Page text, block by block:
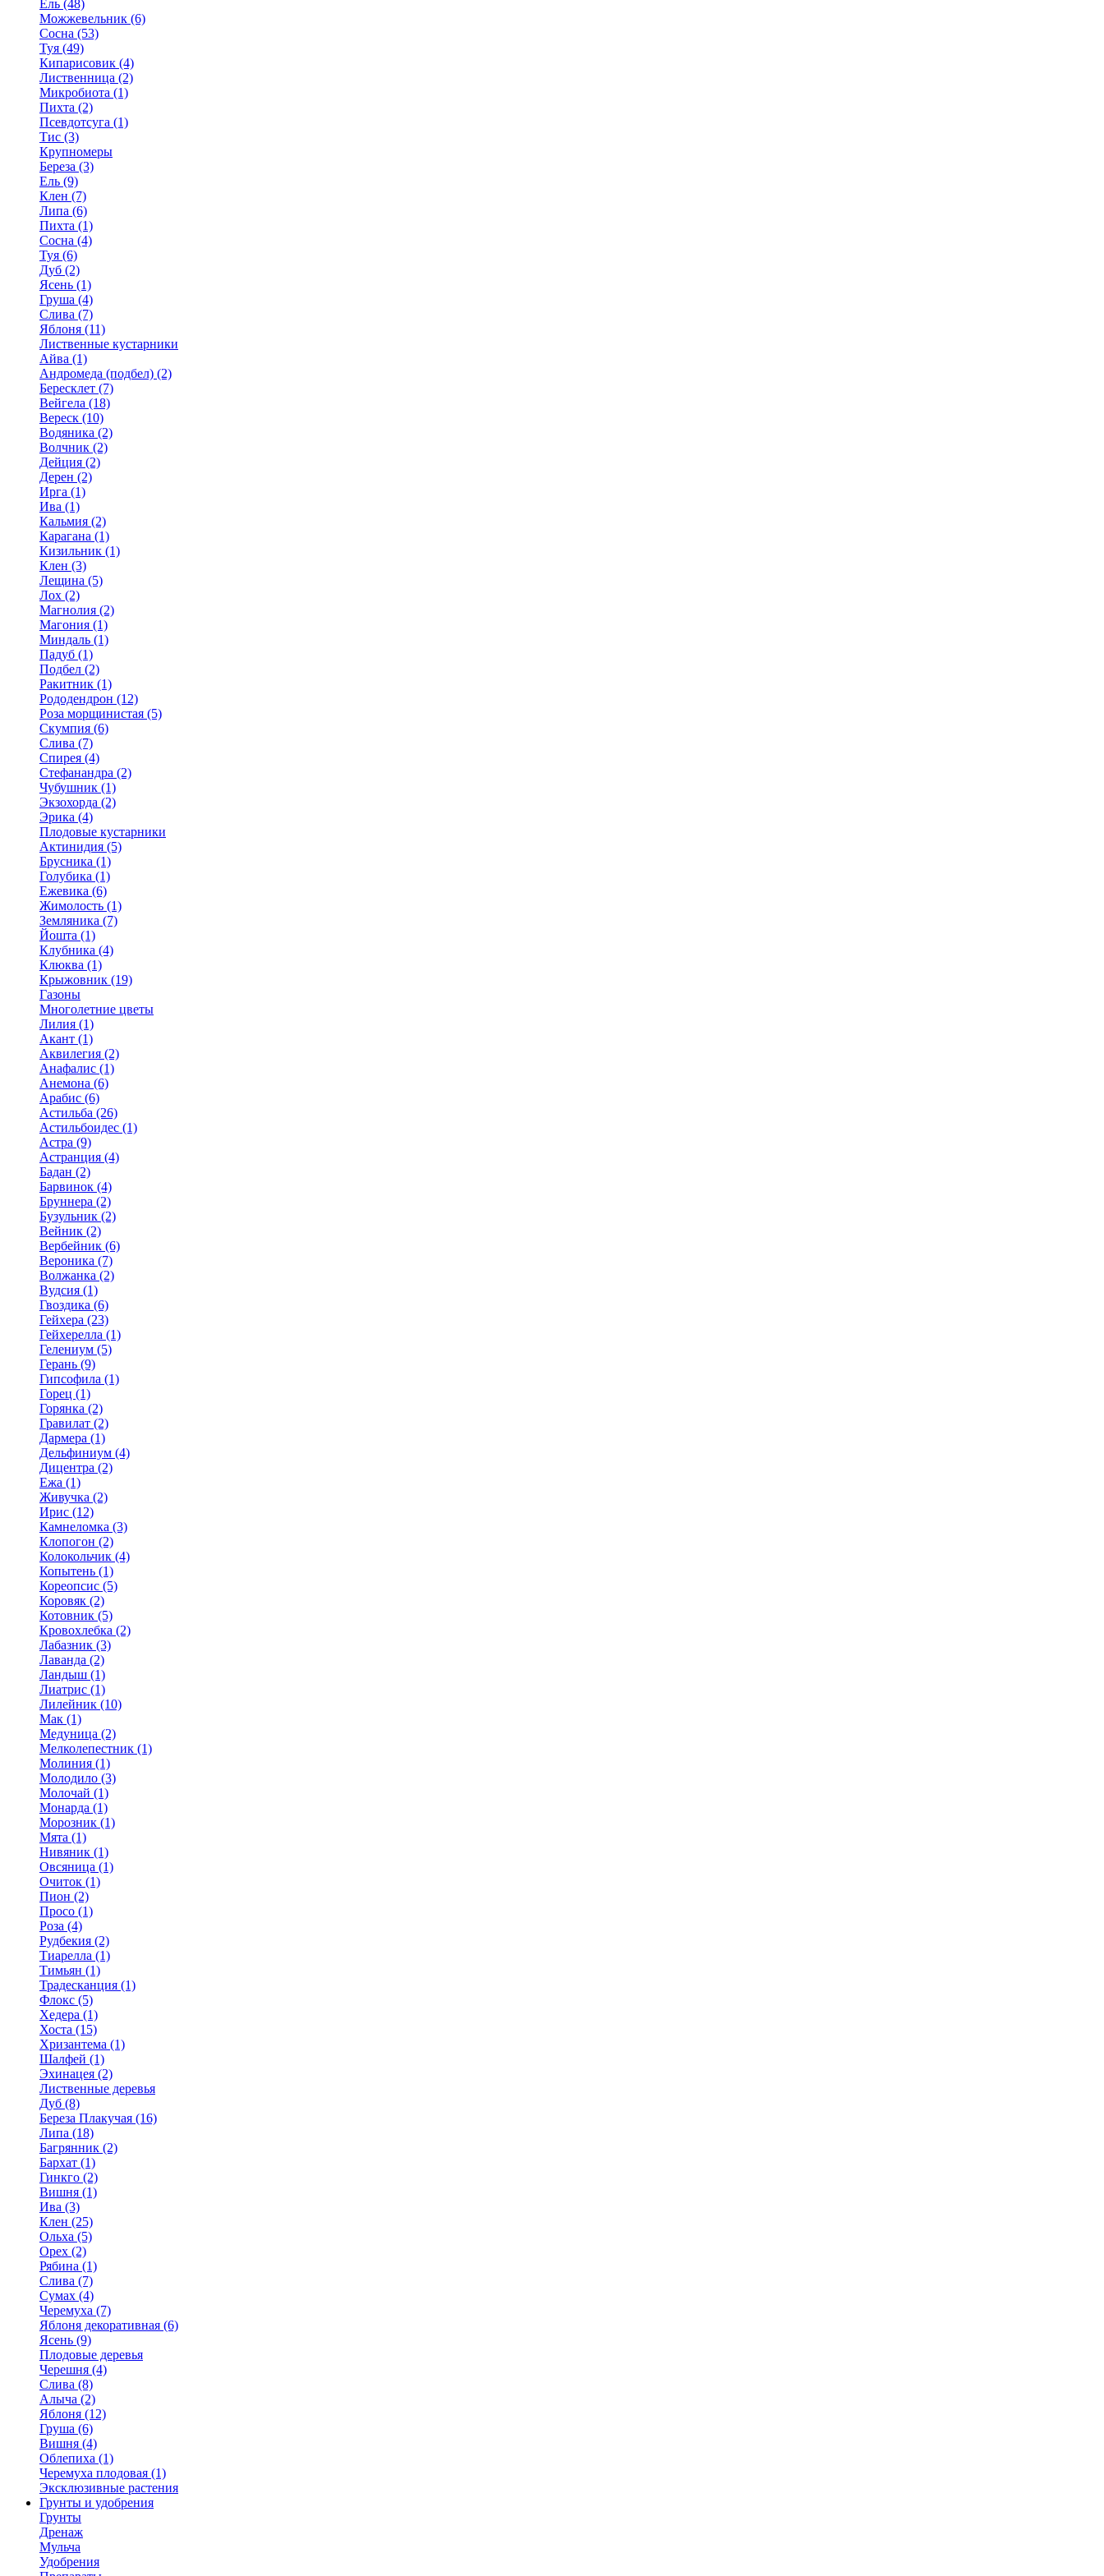
Ель (48)
Можжевельник (6)
Сосна (53)
Туя (49)
Кипарисовик (4)
Лиственница (2)
Микробиота (1)
Пихта (2)
Псевдотсуга (1)
Тис (3)
Крупномеры
Береза (3)
Ель (9)
Клен (7)
Липа (6)
Пихта (1)
Сосна (4)
Туя (6)
Дуб (2)
Ясень (1)
Груша (4)
Слива (7)
Яблоня (11)
Лиственные кустарники
Айва (1)
Андромеда (подбел) (2)
Бересклет (7)
Вейгела (18)
Вереск (10)
Водяника (2)
Волчник (2)
Дейция (2)
Дерен (2)
Ирга (1)
Ива (1)
Кальмия (2)
Карагана (1)
Кизильник (1)
Клен (3)
Лещина (5)
Лох (2)
Магнолия (2)
Магония (1)
Миндаль (1)
Падуб (1)
Подбел (2)
Ракитник (1)
Рододендрон (12)
Роза морщинистая (5)
Скумпия (6)
Слива (7)
Спирея (4)
Стефанандра (2)
Чубушник (1)
Экзохорда (2)
Эрика (4)
Плодовые кустарники
Актинидия (5)
Брусника (1)
Голубика (1)
Ежевика (6)
Жимолость (1)
Земляника (7)
Йошта (1)
Клубника (4)
Клюква (1)
Крыжовник (19)
Газоны
Многолетние цветы
Лилия (1)
Акант (1)
Аквилегия (2)
Анафалис (1)
Анемона (6)
Арабис (6)
Астильба (26)
Астильбоидес (1)
Астра (9)
Астранция (4)
Бадан (2)
Барвинок (4)
Бруннера (2)
Бузульник (2)
Вейник (2)
Вербейник (6)
Вероника (7)
Волжанка (2)
Вудсия (1)
Гвоздика (6)
Гейхера (23)
Гейхерелла (1)
Гелениум (5)
Герань (9)
Гипсофила (1)
Горец (1)
Горянка (2)
Гравилат (2)
Дармера (1)
Дельфиниум (4)
Дицентра (2)
Ежа (1)
Живучка (2)
Ирис (12)
Камнеломка (3)
Клопогон (2)
Колокольчик (4)
Копытень (1)
Кореопсис (5)
Коровяк (2)
Котовник (5)
Кровохлебка (2)
Лабазник (3)
Лаванда (2)
Ландыш (1)
Лиатрис (1)
Лилейник (10)
Мак (1)
Медуница (2)
Мелколепестник (1)
Молиния (1)
Молодило (3)
Молочай (1)
Монарда (1)
Морозник (1)
Мята (1)
Нивяник (1)
Овсяница (1)
Очиток (1)
Пион (2)
Просо (1)
Роза (4)
Рудбекия (2)
Тиарелла (1)
Тимьян (1)
Традесканция (1)
Флокс (5)
Хедера (1)
Хоста (15)
Хризантема (1)
Шалфей (1)
Эхинацея (2)
Лиственные деревья
Дуб (8)
Береза Плакучая (16)
Липа (18)
Багрянник (2)
Бархат (1)
Гинкго (2)
Вишня (1)
Ива (3)
Клен (25)
Ольха (5)
Орех (2)
Рябина (1)
Слива (7)
Сумах (4)
Черемуха (7)
Яблоня декоративная (6)
Ясень (9)
Плодовые деревья
Черешня (4)
Слива (8)
Алыча (2)
Яблоня (12)
Груша (6)
Вишня (4)
Облепиха (1)
Черемуха плодовая (1)
Эксклюзивные растения
Грунты и удобрения
Грунты
Дренаж
Мульча
Удобрения